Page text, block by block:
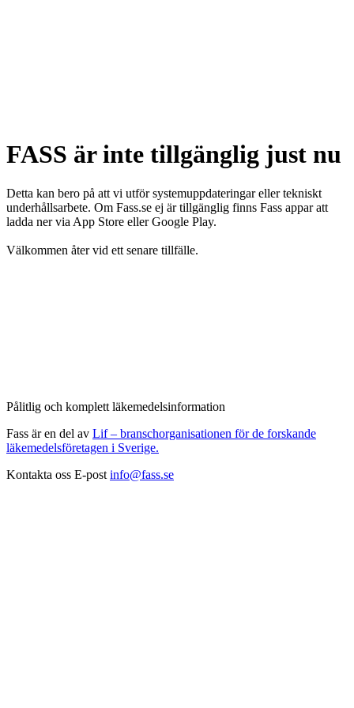
FASS är inte tillgänglig just nu
Detta kan bero på att vi utför systemuppdateringar eller tekniskt
underhållsarbete. Om Fass.se ej är tillgänglig finns Fass appar att
ladda ner via App Store eller Google Play.
Välkommen åter vid ett senare tillfälle.
Pålitlig och komplett läkemedelsinformation
Fass är en del av Lif – branschorganisationen för de forskande
läkemedelsföretagen i Sverige.
Kontakta oss E-post info@fass.se